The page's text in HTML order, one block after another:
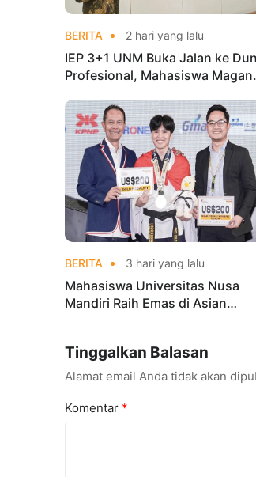
BERITA 2 hari yang lalu
IEP 3+1 UNM Buka Jalan ke
Profesional, Mahasiswa
BERITA 3 hari yang lalu
Mahasiswa Universitas Nusa
Mandiri Raih Emas di Asian
Tinggalkan Balasan
Alamat email Anda tidak akan
Komentar *